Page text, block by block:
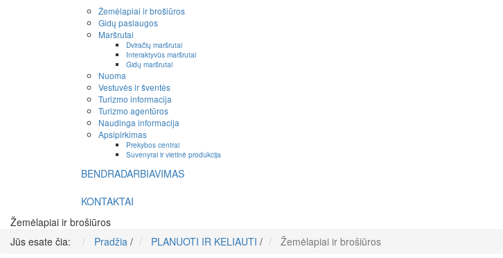
Žemėlapiai ir brošiūros
Gidų paslaugos
Maršrutai
Dviračių maršrutai
Interaktyvūs maršrutai
Gidų maršrutai
Nuoma
Vestuvės ir šventės
Turizmo informacija
Turizmo agentūros
Naudinga informacija
Apsipirkimas
Prekybos centrai
Suvenyrai ir vietinė produkcija
BENDRADARBIAVIMAS
KONTAKTAI
Žemėlapiai ir brošiūros
Jūs esate čia:
Pradžia / PLANUOTI IR KELIAUTI / Žemėlapiai ir brošiūros